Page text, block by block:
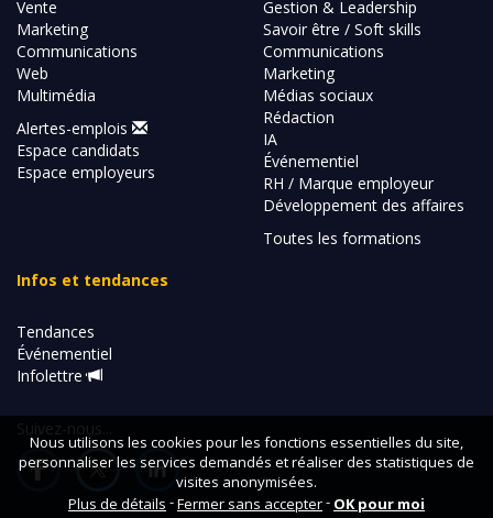
Vente
Marketing
Communications
Web
Multimédia
Alertes-emplois
Espace candidats
Espace employeurs
Gestion & Leadership
Savoir être / Soft skills
Communications
Marketing
Médias sociaux
Rédaction
IA
Événementiel
RH / Marque employeur
Développement des affaires
Toutes les formations
Infos et tendances
Tendances
Événementiel
Infolettre
Suivez-nous...
Nous utilisons les cookies pour les fonctions essentielles du site,
personnaliser les services demandés et réaliser des statistiques de
visites anonymisées.
Plus de détails -Fermer sans accepter- OK pour moi